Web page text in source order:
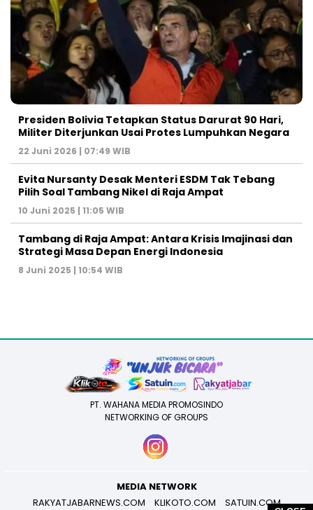
Presiden Bolivia Tetapkan Status Darurat 90 Hari,
Militer Diterjunkan Usai Protes Lumpuhkan Negara
22 Juni 2026 | 07:49 WIB
Evita Nursanty Desak Menteri ESDM Tak Tebang
Pilih Soal Tambang Nikel di Raja Ampat
10 Juni 2025 | 11:05 WIB
Tambang di Raja Ampat: Antara Krisis Imajinasi dan
Strategi Masa Depan Energi Indonesia
8 Juni 2025 | 10:54 WIB
PT. WAHANA MEDIA PROMOSINDO
NETWORKING OF GROUPS
MEDIA NETWORK
RAKYATJABARNEWS.COM
KLIKOTO.COM SATUIN.COM